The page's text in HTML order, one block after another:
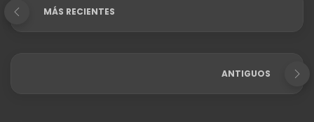
MÁS RECIENTES
ANTIGUOS